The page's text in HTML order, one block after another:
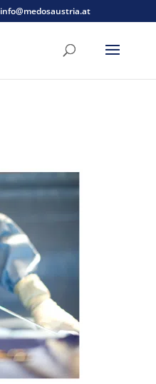
info@medosaustria.at